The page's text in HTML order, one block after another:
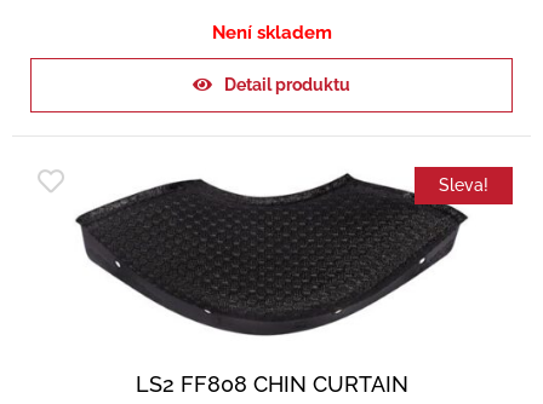
Není skladem
Detail produktu
Sleva!
LS2 FF808 CHIN CURTAIN